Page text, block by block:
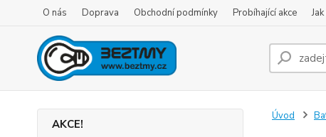
O nás Doprava Obchodní podmínky Probíhající akce
AKCE!
Úvod